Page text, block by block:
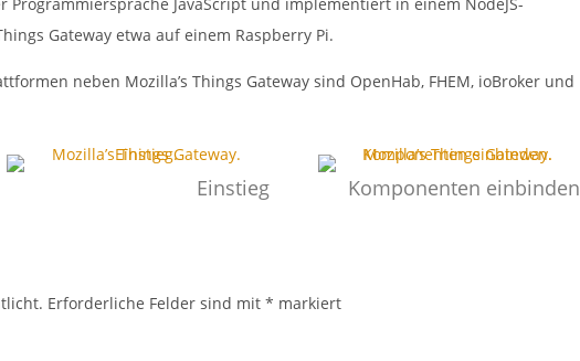
Gateway etwa auf einem Raspberry Pi.
neben Mozilla’s Things Gateway sind OpenHab, FHEM, ioBroker und
Einstieg Komponenten einbinden
Erforderliche Felder sind mit * markiert